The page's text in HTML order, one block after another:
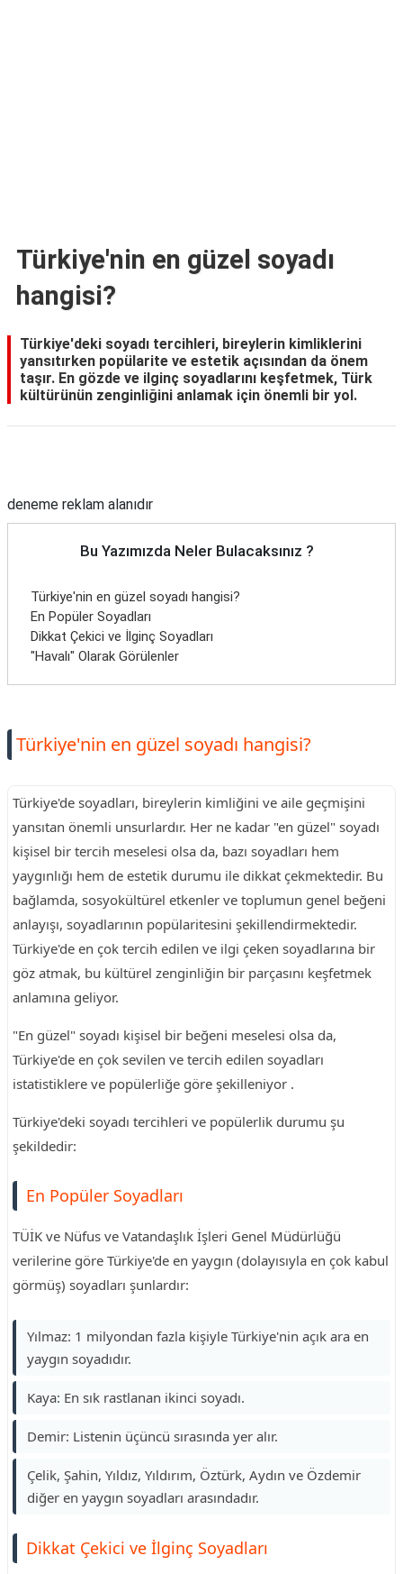
Türkiye'nin en güzel soyadı
hangisi?
Türkiye'deki soyadı tercihleri, bireylerin kimliklerini
yansıtırken popülarite ve estetik açısından da önem
taşır. En gözde ve ilginç soyadlarını keşfetmek, Türk
kültürünün zenginliğini anlamak için önemli bir yol.
deneme reklam alanıdır
Bu Yazımızda Neler Bulacaksınız ?
Türkiye'nin en güzel soyadı hangisi?
En Popüler Soyadları
Dikkat Çekici ve İlginç Soyadları
"Havalı" Olarak Görülenler
Türkiye'nin en güzel soyadı hangisi?
Türkiye'de soyadları, bireylerin kimliğini ve aile geçmişini
yansıtan önemli unsurlardır. Her ne kadar "en güzel" soyadı
kişisel bir tercih meselesi olsa da, bazı soyadları hem
yaygınlığı hem de estetik durumu ile dikkat çekmektedir. Bu
bağlamda, sosyokültürel etkenler ve toplumun genel beğeni
anlayışı, soyadlarının popülaritesini şekillendirmektedir.
Türkiye'de en çok tercih edilen ve ilgi çeken soyadlarına bir
göz atmak, bu kültürel zenginliğin bir parçasını keşfetmek
anlamına geliyor.
"En güzel" soyadı kişisel bir beğeni meselesi olsa da,
Türkiye'de en çok sevilen ve tercih edilen soyadları
istatistiklere ve popülerliğe göre şekilleniyor .
Türkiye'deki soyadı tercihleri ve popülerlik durumu şu
şekildedir:
En Popüler Soyadları
TÜİK ve Nüfus ve Vatandaşlık İşleri Genel Müdürlüğü
verilerine göre Türkiye'de en yaygın (dolayısıyla en çok kabul
görmüş) soyadları şunlardır:
Yılmaz: 1 milyondan fazla kişiyle Türkiye'nin açık ara en
yaygın soyadıdır.
Kaya: En sık rastlanan ikinci soyadı.
Demir: Listenin üçüncü sırasında yer alır.
Çelik, Şahin, Yıldız, Yıldırım, Öztürk, Aydın ve Özdemir
diğer en yaygın soyadları arasındadır.
Dikkat Çekici ve İlginç Soyadları